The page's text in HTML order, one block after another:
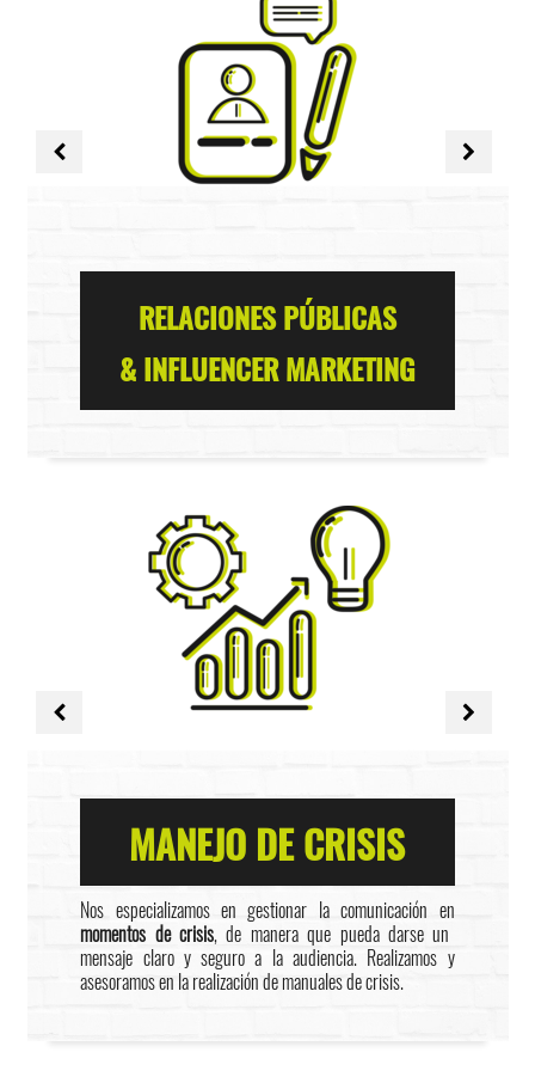
RELACIONES PÚBLICAS
& INFLUENCER MARKETING
MANEJO DE CRISIS
Nos especializamos en gestionar la comunicación en
momentos de crisis, de manera que pueda darse un
mensaje claro y seguro a la audiencia. Realizamos y
asesoramos en la realización de manuales de crisis.